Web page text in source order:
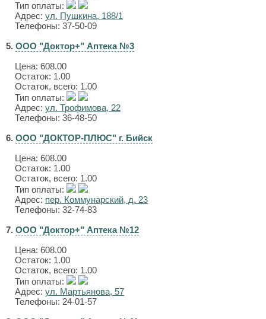
Тип оплаты:
Адрес: ул. Пушкина, 188/1
Телефоны: 37-50-09
5. ООО "Доктор+" Аптека №3
Цена: 608.00
Остаток: 1.00
Остаток, всего: 1.00
Тип оплаты:
Адрес: ул. Трофимова, 22
Телефоны: 36-48-50
6. ООО "ДОКТОР-ПЛЮС" г. Бийск
Цена: 608.00
Остаток: 1.00
Остаток, всего: 1.00
Тип оплаты:
Адрес: пер. Коммунарский, д. 23
Телефоны: 32-74-83
7. ООО "Доктор+" Аптека №12
Цена: 608.00
Остаток: 1.00
Остаток, всего: 1.00
Тип оплаты:
Адрес: ул. Мартьянова, 57
Телефоны: 24-01-57